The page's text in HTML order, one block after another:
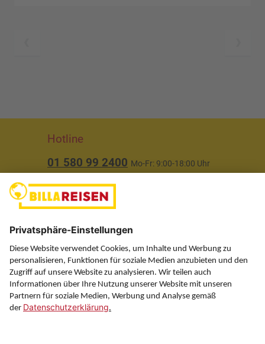
Hotline
01 580 99 2400 Mo-Fr: 9:00-18:00 Uhr
Über uns
Service
Information
Folgen Sie uns auf